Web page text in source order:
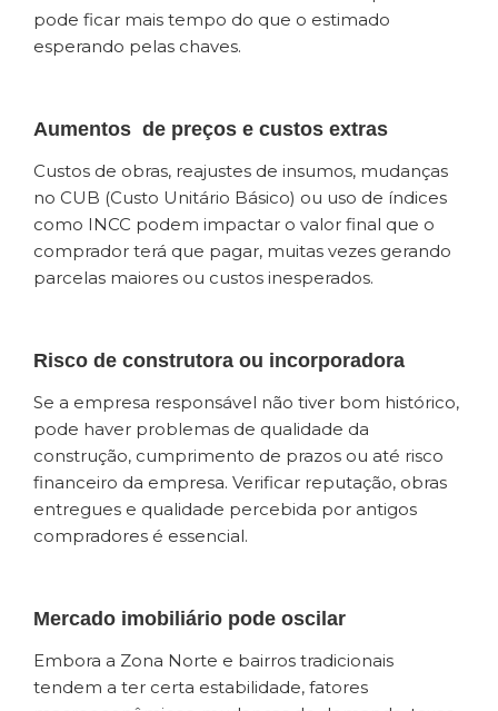
pode ficar mais tempo do que o estimado
esperando pelas chaves.
Aumentos de preços e custos extras
Custos de obras, reajustes de insumos, mudanças
no CUB (Custo Unitário Básico) ou uso de índices
como INCC podem impactar o valor final que o
comprador terá que pagar, muitas vezes gerando
parcelas maiores ou custos inesperados.
Risco de construtora ou incorporadora
Se a empresa responsável não tiver bom histórico,
pode haver problemas de qualidade da
construção, cumprimento de prazos ou até risco
financeiro da empresa. Verificar reputação, obras
entregues e qualidade percebida por antigos
compradores é essencial.
Mercado imobiliário pode oscilar
Embora a Zona Norte e bairros tradicionais
tendem a ter certa estabilidade, fatores